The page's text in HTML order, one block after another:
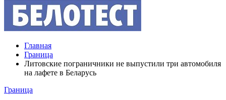
Главная
Граница
Литовские пограничники не выпустили три автомобиля
на лафете в Беларусь
Граница